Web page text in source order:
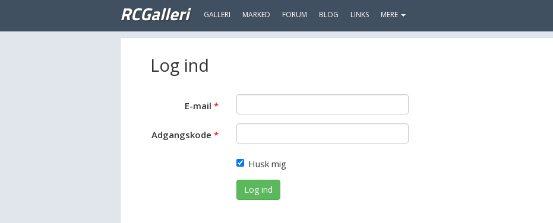
RCGalleri GALLERI MARKED FORUM BLOG LINKS MERE
Log ind
E-mail
Adgangskode
Husk mig
Log ind